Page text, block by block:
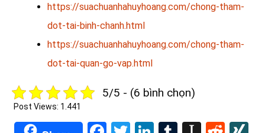
https://suachuanhahuyhoang.com/chong-tham-
dot-tai-binh-chanh.html
https://suachuanhahuyhoang.com/chong-tham-
dot-tai-quan-go-vap.html
5/5 - (6 bình chọn)
Post Views: 1.441